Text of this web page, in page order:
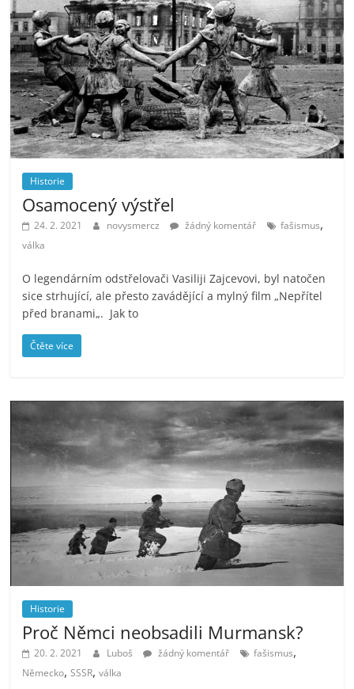
Historie
Osamocený výstřel
24. 2. 2021 novysmercz žádný komentář fašismus,
válka
O legendárním odstřelovači Vasiliji Zajcevovi, byl natočen
sice strhující, ale přesto zavádějící a mylný film „Nepřítel
před branami„. Jak to
Čtěte více
Historie
Proč Němci neobsadili Murmansk?
20. 2. 2021 Luboš žádný komentář fašismus,
Německo,SSSR,válka